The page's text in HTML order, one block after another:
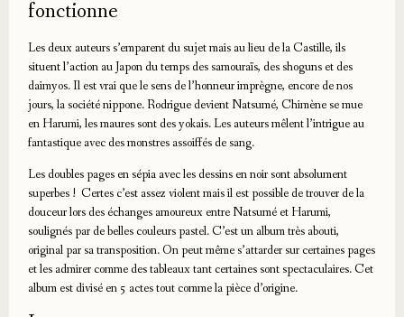
fonctionne
Les deux auteurs s’emparent du sujet mais au lieu de la Castille, ils
situent l’action au Japon du temps des samouraïs, des shoguns et des
daimyos. Il est vrai que le sens de l’honneur imprègne, encore de nos
jours, la société nippone. Rodrigue devient Natsumé, Chimène se mue
en Harumi, les maures sont des yokais. Les auteurs mêlent l’intrigue au
fantastique avec des monstres assoiffés de sang.
Les doubles pages en sépia avec les dessins en noir sont absolument
superbes ! Certes c’est assez violent mais il est possible de trouver de la
douceur lors des échanges amoureux entre Natsumé et Harumi,
soulignés par de belles couleurs pastel. C’est un album très abouti,
original par sa transposition. On peut même s’attarder sur certaines pages
et les admirer comme des tableaux tant certaines sont spectaculaires. Cet
album est divisé en 5 actes tout comme la pièce d’origine.